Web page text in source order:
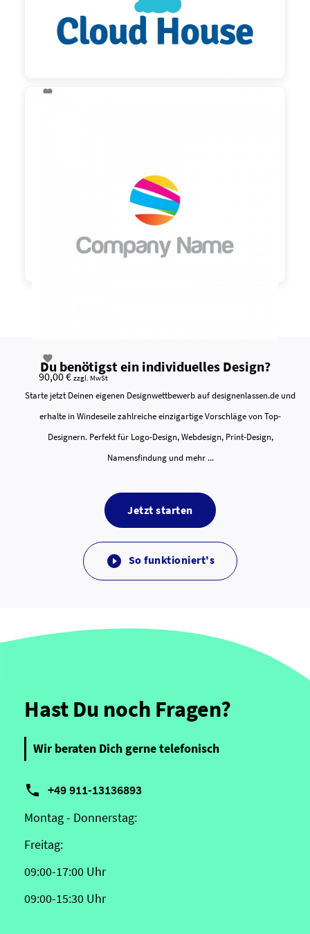


90,00 € zzgl. MwSt
Du benötigst ein individuelles Design?
Starte jetzt Deinen eigenen Designwettbewerb auf designenlassen.de und
erhalte in Windeseile zahlreiche einzigartige Vorschläge von Top-
Designern. Perfekt für Logo-Design, Webdesign, Print-Design,
Namensfindung und mehr ...
Jetzt starten
 So funktioniert's
Hast Du noch Fragen?
Wir beraten Dich gerne telefonisch
 +49 911-13136893
Montag - Donnerstag:
Freitag:
09:00-17:00 Uhr
09:00-15:30 Uhr